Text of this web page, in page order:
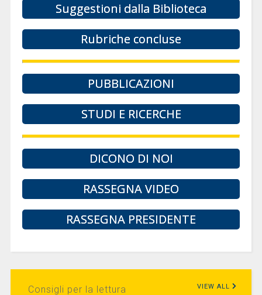
Suggestioni dalla Biblioteca
Rubriche concluse
PUBBLICAZIONI
STUDI E RICERCHE
DICONO DI NOI
RASSEGNA VIDEO
RASSEGNA PRESIDENTE
Consigli per la lettura VIEW ALL